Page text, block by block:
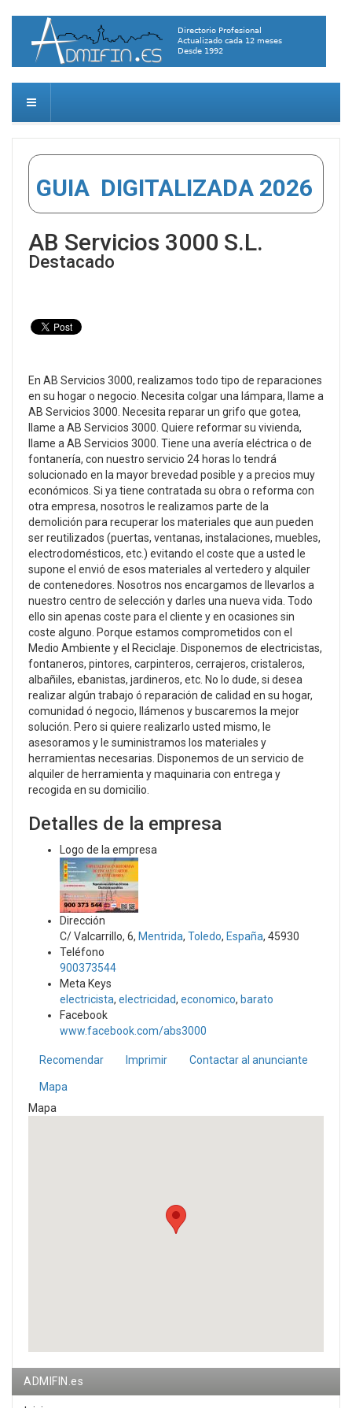
GUIA DIGITALIZADA 2026
AB Servicios 3000 S.L.
Destacado
En AB Servicios 3000, realizamos todo tipo de reparaciones
en su hogar o negocio. Necesita colgar una lámpara, llame a
AB Servicios 3000. Necesita reparar un grifo que gotea,
llame a AB Servicios 3000. Quiere reformar su vivienda,
llame a AB Servicios 3000. Tiene una avería eléctrica o de
fontanería, con nuestro servicio 24 horas lo tendrá
solucionado en la mayor brevedad posible y a precios muy
económicos. Si ya tiene contratada su obra o reforma con
otra empresa, nosotros le realizamos parte de la
demolición para recuperar los materiales que aun pueden
ser reutilizados (puertas, ventanas, instalaciones, muebles,
electrodomésticos, etc.) evitando el coste que a usted le
supone el envió de esos materiales al vertedero y alquiler
de contenedores. Nosotros nos encargamos de llevarlos a
nuestro centro de selección y darles una nueva vida. Todo
ello sin apenas coste para el cliente y en ocasiones sin
coste alguno. Porque estamos comprometidos con el
Medio Ambiente y el Reciclaje. Disponemos de electricistas,
fontaneros, pintores, carpinteros, cerrajeros, cristaleros,
albañiles, ebanistas, jardineros, etc. No lo dude, si desea
realizar algún trabajo ó reparación de calidad en su hogar,
comunidad ó negocio, llámenos y buscaremos la mejor
solución. Pero si quiere realizarlo usted mismo, le
asesoramos y le suministramos los materiales y
herramientas necesarias. Disponemos de un servicio de
alquiler de herramienta y maquinaria con entrega y
recogida en su domicilio.
Detalles de la empresa
Logo de la empresa
Dirección
C/ Valcarrillo, 6, Mentrida, Toledo, España, 45930
Teléfono
900373544
Meta Keys
electricista, electricidad, economico, barato
Facebook
www.facebook.com/abs3000
Recomendar Imprimir Contactar al anunciante
Mapa
Mapa
ADMIFIN.es